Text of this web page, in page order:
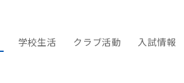
学校生活 クラブ活動 入試情報